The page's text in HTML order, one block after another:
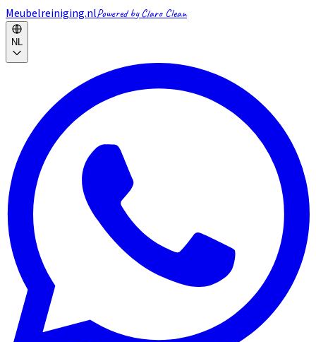
Meubelreiniging.nlPowered by Claro Clean
NL